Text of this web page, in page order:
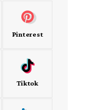
Pinterest
Tiktok